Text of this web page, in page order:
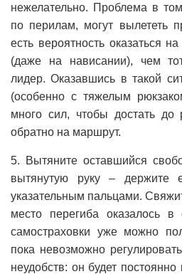
нежелательно. Проблема в
по перилам, могут вылететь
есть вероятность оказаться
(даже на нависании), чем
лидер. Оказавшись в такой
(особенно с тяжелым
много сил, чтобы достать
обратно на маршрут.
5. Вытяните оставшийся
вытянутую руку – держите
указательным пальцами.
место перегиба оказалось
самостраховки уже можно
пока невозможно
неудобств: он будет